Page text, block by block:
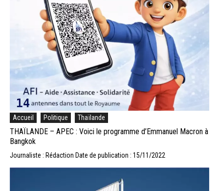
Accueil Politique Thaïlande
THAÏLANDE – APEC : Voici le programme d’Emmanuel Macron à
Bangkok
Journaliste : Rédaction Date de publication : 15/11/2022